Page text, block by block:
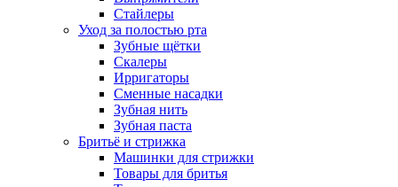
Стайлеры
Уход за полостью рта
Зубные щётки
Скалеры
Ирригаторы
Сменные насадки
Зубная нить
Зубная паста
Бритьё и стрижка
Машинки для стрижки
Товары для бритья